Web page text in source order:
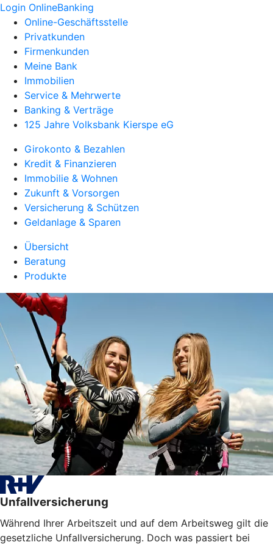
Login OnlineBanking
Online-Geschäftsstelle
Privatkunden
Firmenkunden
Meine Bank
Immobilien
Service & Mehrwerte
Banking & Verträge
125 Jahre Volksbank Kierspe eG
Girokonto & Bezahlen
Kredit & Finanzieren
Immobilie & Wohnen
Zukunft & Vorsorgen
Versicherung & Schützen
Geldanlage & Sparen
Übersicht
Beratung
Produkte
Unfallversicherung
Während Ihrer Arbeitszeit und auf dem Arbeitsweg gilt die
gesetzliche Unfallversicherung. Doch was passiert bei